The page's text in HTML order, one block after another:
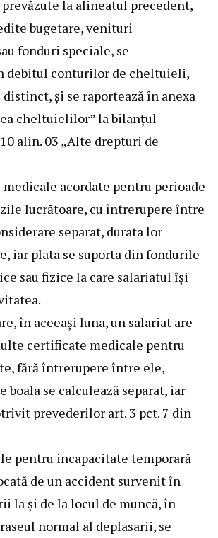
la alineatul precedent,
bugetare, venituri
fonduri speciale, se
debitul conturilor de cheltuieli,
şi se raportează în anexa
cheltuielilor” la bilanţul
alin. 03 „Alte drepturi de
acordate pentru perioade
lucrătoare, cu întrerupere între
separat, durata lor
iar plata se suporta din fondurile
sau fizice la care salariatul îşi
în aceeaşi luna, un salariat are
certificate medicale pentru
fără întrerupere între ele,
boala se calculează separat, iar
prevederilor art. 3 pct. 7 din
pentru incapacitate temporară
de un accident survenit în
la şi de la locul de muncă, în
normal al deplasarii, se